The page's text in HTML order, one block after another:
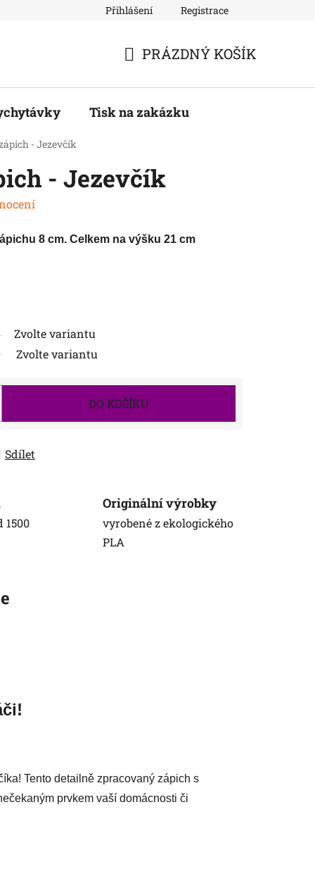
Přihlášení Registrace
KOŠÍK
PRÁZDNÝ KOŠÍK
Tisk na zakázku
- Jezevčík
- Jezevčík
8 cm. Celkem na výšku 21 cm
Zvolte variantu
Zvolte variantu
DO KOŠÍKU
Sdílet
1500
Originální výrobky
vyrobené z ekologického
PLA
Tento detailně zpracovaný zápich s
prvkem vaší domácnosti či